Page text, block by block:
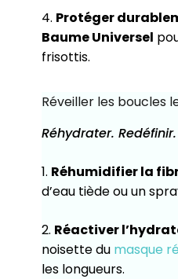
4. Protéger
Baume Universel
frisottis.
Réveiller les boucles
Réhydrater.
1. Réhumidifier la
d’eau tiède ou un
2. Réactiver
noisette du masque
les longueurs.